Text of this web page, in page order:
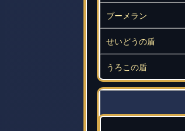
ブーメラン
せいどうの盾
うろこの盾